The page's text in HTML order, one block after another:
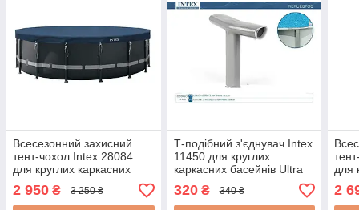
Всесезонний захисний
тент-чохол Intex 28084
для круглих каркасних
басейнів 488 см
2 950 ₴ 3 250 ₴
Т-подібний з'єднувач Intex
11450 для круглих
каркасних басейнів Ultra
Frame (549, 610, 671, 732
см)
320₴ 340 ₴
для
2